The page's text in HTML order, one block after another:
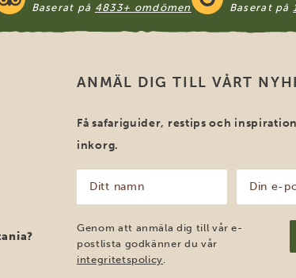
Baserat på 4833+ omdömen Baserat på
ANMÄL DIG TILL VÅRT
Få safariguider, restips och
inkorg.
namn
(Obligatoriskt)
post
Genom att anmäla dig till vår e-
postlista godkänner du vår
integritetspolicy.